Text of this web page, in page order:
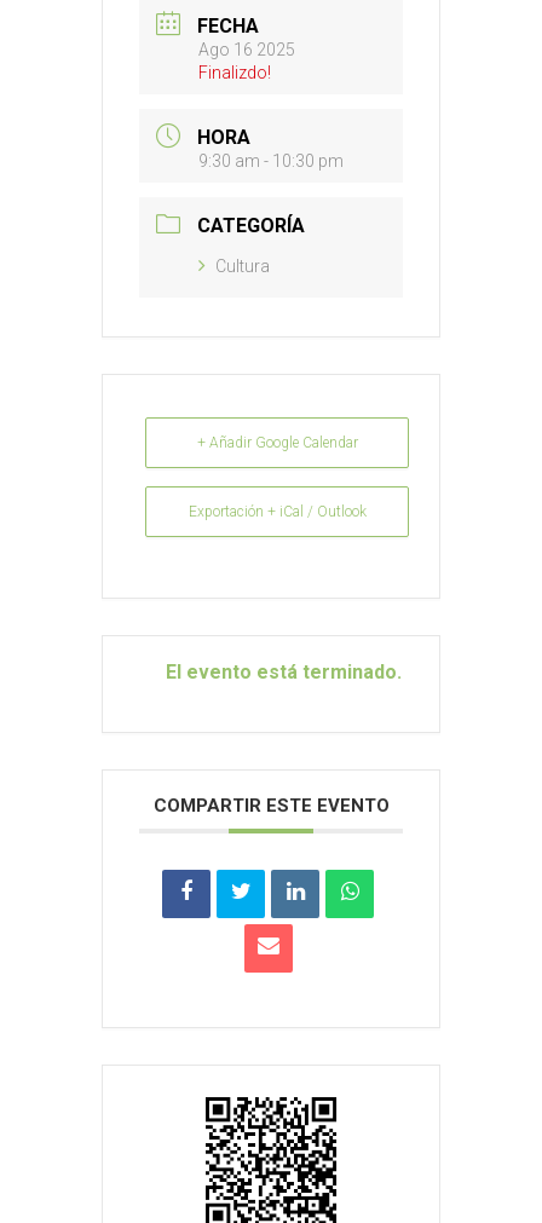
FECHA
Ago 16 2025
Finalizdo!
HORA
9:30 am - 10:30 pm
CATEGORÍA
Cultura
+ Añadir Google Calendar
Exportación + iCal / Outlook
El evento está terminado.
COMPARTIR ESTE EVENTO